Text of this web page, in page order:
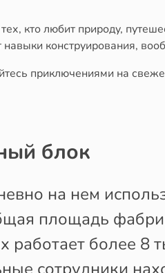
кто любит природу,
конструирования,
приключениями на
блок
на нем
площадь
работает более 8
сотрудники